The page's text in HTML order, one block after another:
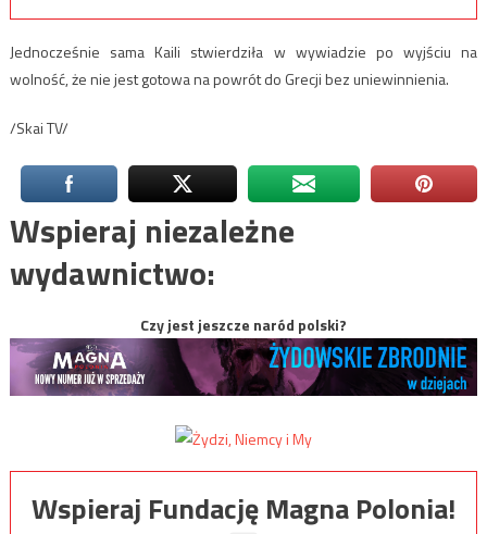
Jednocześnie sama Kaili stwierdziła w wywiadzie po wyjściu na
wolność, że nie jest gotowa na powrót do Grecji bez uniewinnienia.
/Skai TV/
Wspieraj niezależne
wydawnictwo:
Czy jest jeszcze naród polski?
Wspieraj Fundację Magna Polonia!